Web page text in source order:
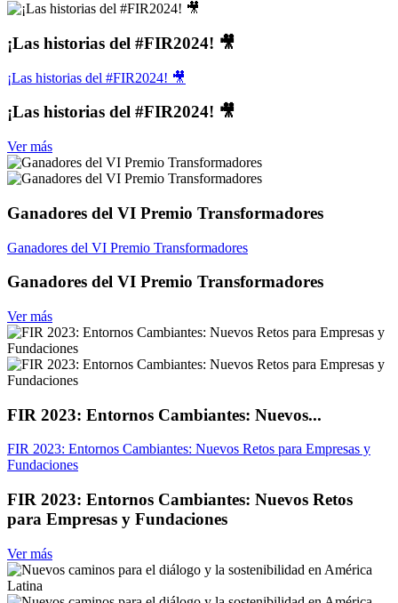
¡Las historias del #FIR2024! 🎥
¡Las historias del #FIR2024! 🎥
¡Las historias del #FIR2024! 🎥
Ver más
Ganadores del VI Premio Transformadores
Ganadores del VI Premio Transformadores
Ganadores del VI Premio Transformadores
Ver más
FIR 2023: Entornos Cambiantes: Nuevos...
FIR 2023: Entornos Cambiantes: Nuevos Retos para Empresas y
Fundaciones
FIR 2023: Entornos Cambiantes: Nuevos Retos
para Empresas y Fundaciones
Ver más